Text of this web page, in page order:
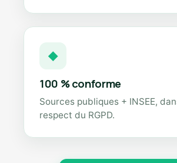
◆
100 % conforme
Sources publiques + INSEE,
respect du RGPD.